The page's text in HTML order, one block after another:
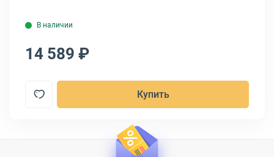
В наличии
14 589 ₽
Купить